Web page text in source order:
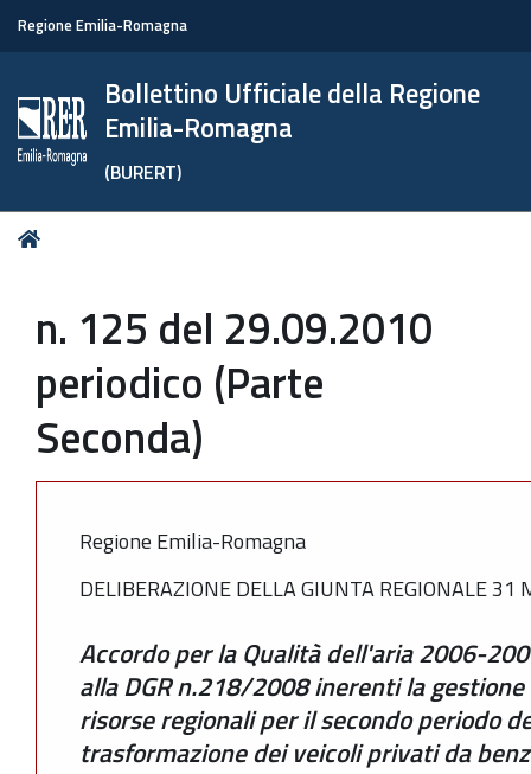
Regione Emilia-Romagna
Bollettino Ufficiale della Regione
Emilia-Romagna
(BURERT)
Tu
n. 125 del 29.09.2010
periodico (Parte
Seconda)
Regione Emilia-Romagna
DELIBERAZIONE DELLA GIUNTA REGIONALE 31
Accordo per la Qualità dell'aria 2006-
alla DGR n.218/2008 inerenti la
risorse regionali per il secondo periodo
trasformazione dei veicoli privati da